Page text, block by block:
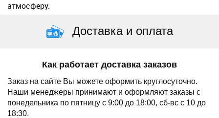
атмосферу.
Доставка и оплата
Как работает доставка заказов
Заказ на сайте Вы можете оформить круглосуточно.
Наши менеджеры принимают и оформляют заказы с
понедельника по пятницу с 9:00 до 18:00, сб-вс с 10 до
18:30.